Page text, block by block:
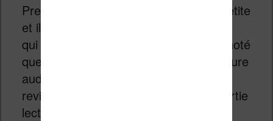
Première surprise, la boîte est toute petite
et il est noté « Audio Play » dessus, ce
qui n’augure rien de bon. J’avais bien noté
que cette machine permet aussi la lecture
audio de fichiers MP3 (nous y
reviendrons) mais je pensais que la partie
lecture d’ebook serait quand même